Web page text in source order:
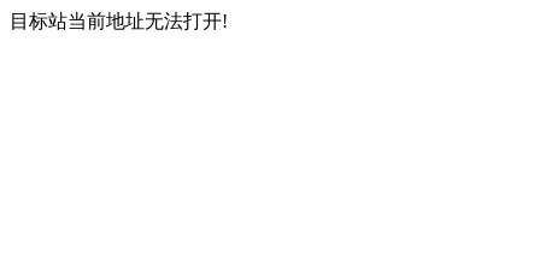
目标站当前地址无法打开!